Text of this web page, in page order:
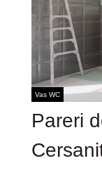
Vas WC
Pareri